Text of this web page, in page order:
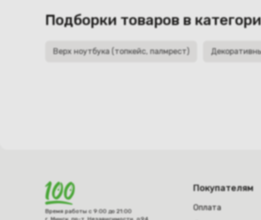
Подборки товаров в
Верх ноутбука (топкейс, палмрест)
Время работы с 9:00 до 21:00
Покупателям
Оплата